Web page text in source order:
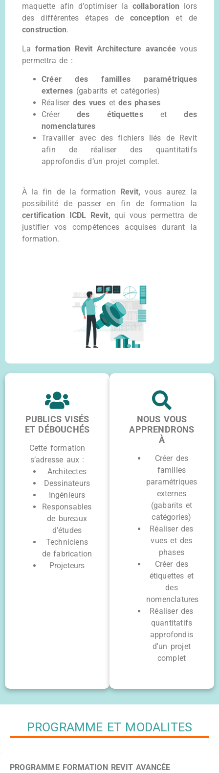
maquette afin d’optimiser la collaboration lors
des différentes étapes de conceptionet de
construction.
La formation Revit Architecture avancéevous
permettra de :
Créer des familles paramétriques
externes (gabarits et catégories)
Réaliser des vues etdes phases
Créerdes étiquettesetdes
nomenclatures
Travailler avec des fichiers liés de Revit
afin de réaliser des quantitatifs
approfondis d’un projet complet.
À la fin de la formation Revit, vous aurez la
possibilité de passer en fin de formation la
certification ICDL Revit, qui vous permettra de
justifier vos compétences acquises durant la
formation.
PUBLICS VISÉS
ET DÉBOUCHÉS
Cette formation
s’adresse aux :
Architectes
Dessinateurs
Ingénieurs
Responsables
de bureaux
d’études
Techniciens
de fabrication
Projeteurs
NOUS VOUS
APPRENDRONS
À
Créer des
familles
paramétriques
externes
(gabarits et
catégories)
Réaliser des
vues et des
phases
Créer des
étiquettes et
des
nomenclatures
Réaliser des
quantitatifs
approfondis
d'un projet
complet
PROGRAMME ET MODALITES
PROGRAMME FORMATION REVIT AVANCÉE